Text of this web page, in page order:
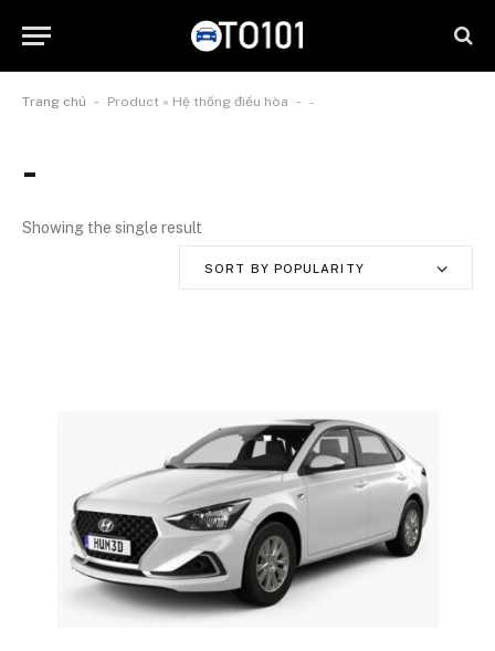
Trang chủ - Product » Hệ thống điều hòa - -
-
Showing the single result
SORT BY POPULARITY